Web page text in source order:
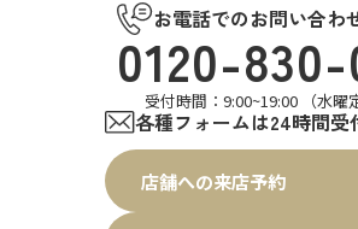
お電話でのお問い合わ
0120-830-
受付時間：9:00~19:00 （水曜
各種フォームは24時間受
店舗への来店予約